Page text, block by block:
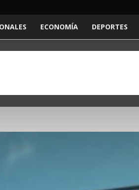
ECONOMÍA DEPORTES